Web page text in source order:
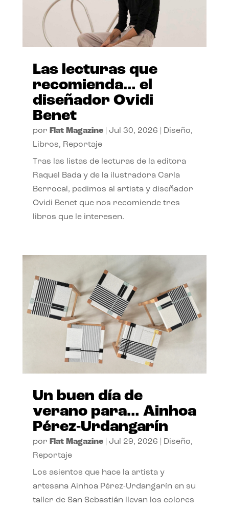
Las lecturas que
recomienda… el
diseñador Ovidi
Benet
por Flat Magazine| Jul 30, 2026 Diseño,
Libros, Reportaje
Tras las listas de lecturas de la editora
Raquel Bada y de la ilustradora Carla
Berrocal, pedimos al artista y diseñador
Ovidi Benet que nos recomiende tres
libros que le interesen.
Un buen día de
verano para… Ainhoa
Pérez-Urdangarín
por Flat Magazine| Jul 29, 2026 Diseño,
Reportaje
Los asientos que hace la artista y
artesana Ainhoa Pérez-Urdangarín en su
taller de San Sebastián llevan los colores